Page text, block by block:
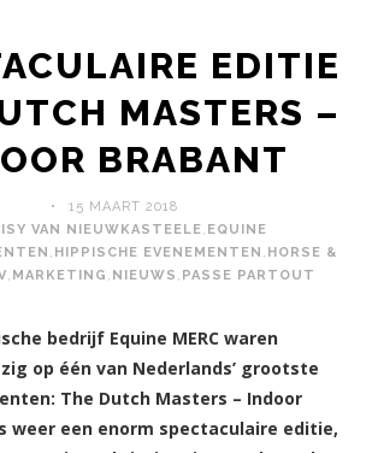
EDITIE
MASTERS –
BRABANT
15 MAART 2018
VAN NIEUWKASTEELE, EQUINE
, HIPPISCHE EVENEMENTEN , HORSE &
, MARKETING , NIEUWS , PASSE PARTOUT
bedrijf Equine MERC waren
op één van Nederlands’ grootste
The Dutch Masters – Indoor
weer een enorm spectaculaire editie,